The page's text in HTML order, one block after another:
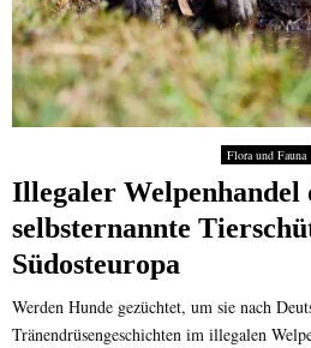
Flora und Fauna
Illegaler Welpenhandel
selbsternannte
Südosteuropa
Werden Hunde gezüchtet, um sie nach
Tränendrüsengeschichten im illegalen